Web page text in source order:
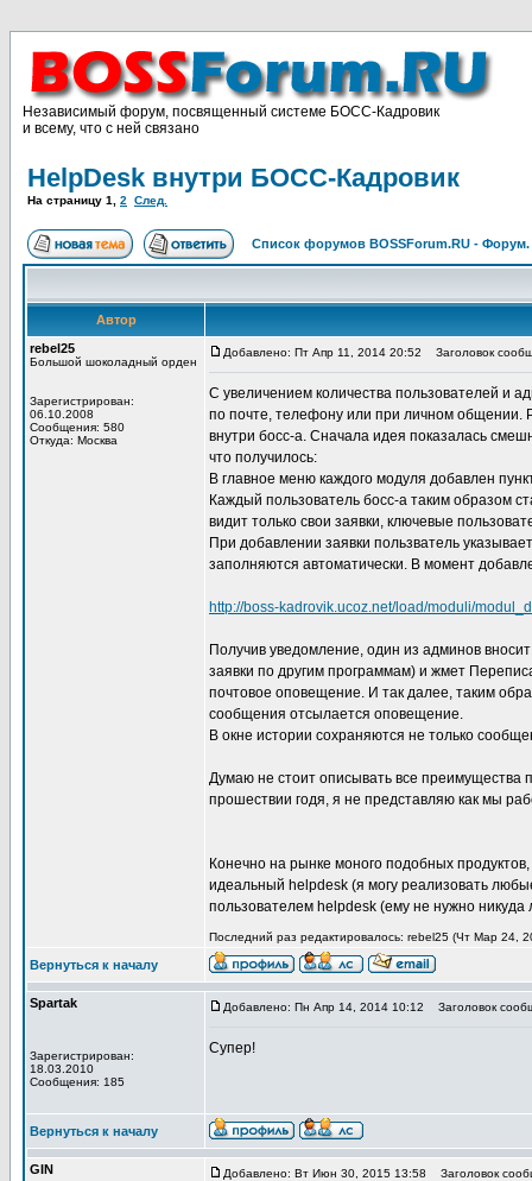
Независимый форум, посвященный системе БОСС-Кадровик
и всему, что с ней связано
HelpDesk внутри БОСС-Кадровик
На страницу 1 2 След.
Список форумов BOSSForum.RU -
Автор
rebel25
Большой шоколадный орден
Зарегистрирован:
06.10.2008
Сообщения: 580
Откуда: Москва
Добавлено: Пт Апр 11, 2014 20:52 Заголовок
С увеличением количества пользователей и
по почте, телефону или при личном
внутри босс-а. Сначала идея показалась
что получилось:
В главное меню каждого модуля добавлен
Каждый пользователь босс-а таким образом
видит только свои заявки, ключевые
При добавлении заявки пользватель
заполняются автоматически. В момент
http://boss-kadrovik.ucoz.net/load/moduli/
Получив уведомление, один из админов
заявки по другим программам) и жмет
почтовое оповещение. И так далее, таким
сообщения отсылается оповещение.
В окне истории сохраняются не только
Думаю не стоит описывать все преимущества
прошествии годя, я не представляю как мы
Конечно на рынке моного подобных
идеальный helpdesk (я могу реализовать
пользователем helpdesk (ему не нужно никуда
Последний раз редактировалось: rebel25 (Чт Мар 24,
Вернуться к началу
Spartak
Зарегистрирован:
18.03.2010
Сообщения: 185
Добавлено: Пн Апр 14, 2014 10:12 Заголовок
Супер!
Вернуться к началу
GIN Добавлено: Вт Июн 30, 2015 13:58 Заголовок